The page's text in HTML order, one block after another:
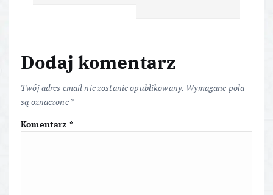
c
j
a
Dodaj komentarz
Twój adres email nie zostanie opublikowany. Wymagane pola
są oznaczone *
Komentarz *